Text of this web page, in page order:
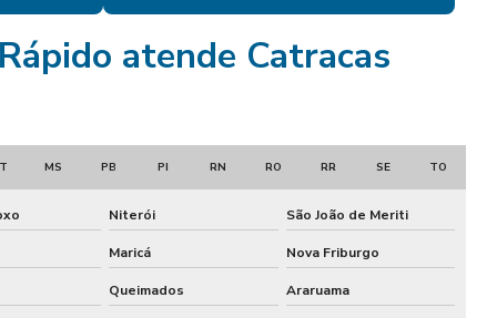
Catraca eletrônica biométrica
Catraca eletrônica para escola
Catraca eletrônica preço
Catraca eletronica para restaurante
Catraca expedidora
Catraca expedidora de cartões
atende Catracas
MS PB PI RN RO RR SE TO
Niterói São João de Meriti
Maricá Nova Friburgo
Queimados Araruama